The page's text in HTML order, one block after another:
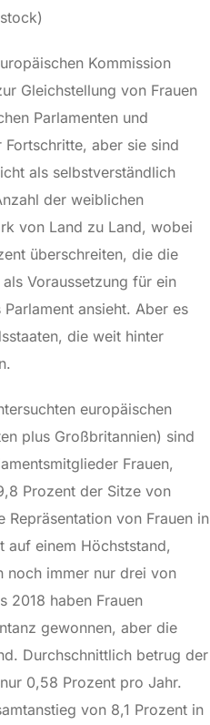
Kommission
Gleichstellung von Frauen
Parlamenten und
aber sie sind
als selbstverständlich
der weiblichen
von Land zu Land, wobei
überschreiten, die die
Voraussetzung für ein
ansieht. Aber es
die weit hinter
europäischen
plus Großbritannien) sind
Frauen,
Prozent der Sitze von
Repräsentation von Frauen in
auf einem Höchststand,
noch immer nur drei von
2018 haben Frauen
gewonnen, aber die
Durchschnittlich betrug der
0,58 Prozent pro Jahr.
von 8,1 Prozent in